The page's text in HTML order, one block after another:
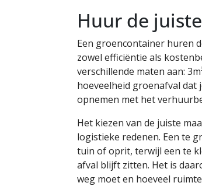
Huur de
Een groencontainer huren
zowel efficiëntie als
verschillende maten aan:
hoeveelheid groenafval dat
opnemen met het
Het kiezen van de juiste
logistieke redenen. Een te
tuin of oprit, terwijl een te
afval blijft zitten. Het is
weg moet en hoeveel